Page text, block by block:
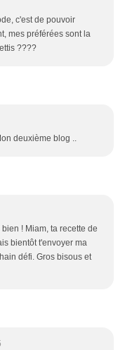
c'est de pouvoir
mes préférées sont la
????
deuxième blog ..
! Miam, ta recette de
bientôt t'envoyer ma
défi. Gros bisous et